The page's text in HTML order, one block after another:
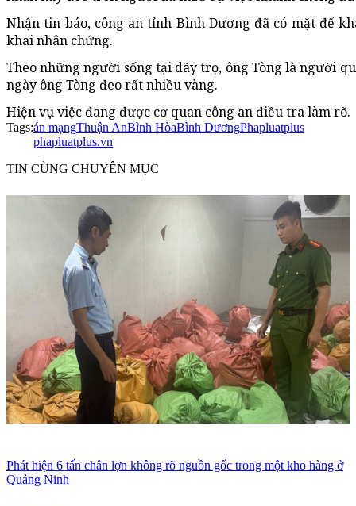
Nhận tin báo, công an tỉnh Bình Dương đã có mặt để
khai nhân chứng.
Theo những người sống tại dãy trọ, ông Tòng là người
ngày ông Tòng đeo rất nhiều vàng.
Hiện vụ việc đang được cơ quan công an điều tra làm rõ.
Tags:án mạngThuận AnBình HòaBình DươngPhapluatplus
phapluatplus.vn
TIN CÙNG CHUYÊN MỤC
Phát hiện 6 tấn chân lợn không rõ nguồn gốc trong một kho hàng ở
Quảng Ninh